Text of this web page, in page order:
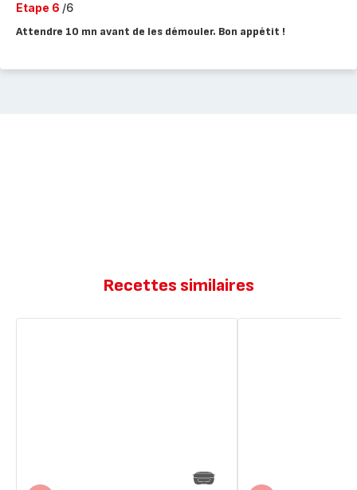
Etape 6 /6
Attendre 10 mn avant de les démouler. Bon appétit !
Recettes similaires